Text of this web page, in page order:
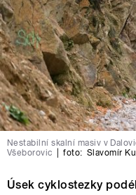
Nestabilní skalní masiv v
Všeborovic
foto: Slavomír
Úsek cyklostezky